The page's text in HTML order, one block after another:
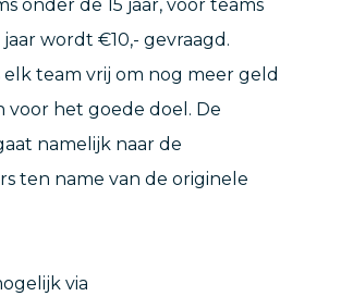
onder de 15 jaar, voor teams
jaar wordt €10,- gevraagd.
elk team vrij om nog meer geld
voor het goede doel. De
namelijk naar de
ten name van de originele
via